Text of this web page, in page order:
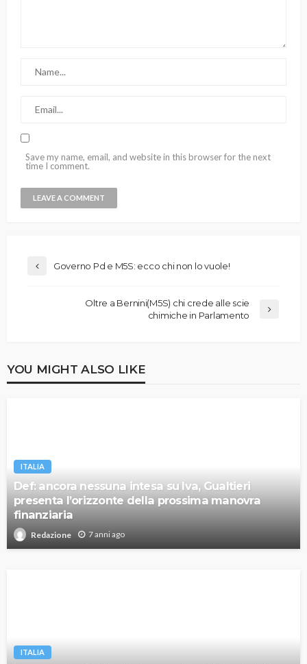
Save my name, email, and website in this browser for the next
time I comment.
Governo Pd e M5S: ecco chi non lo vuole!
Oltre a Bernini(M5S) chi crede alle scie
chimiche in Parlamento
YOU MIGHT ALSO LIKE
ITALIA
Def: ancora nessuna intesa su Iva, Gualtieri
presenta l’orizzonte della prossima manovra
finanziaria
Redazione 7 anni ago
ITALIA